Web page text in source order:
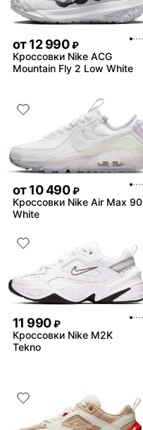
от12 990 ₽
Кроссовки Nike ACG
Mountain Fly 2 Low White
от10 490 ₽
Кроссовки Nike Air Max 90
White
11 990 ₽
Кроссовки Nike M2K
Tekno